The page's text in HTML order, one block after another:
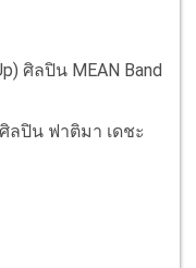
ศิลปิน MEAN Band
ลปิน ฟาติมา เดชะ